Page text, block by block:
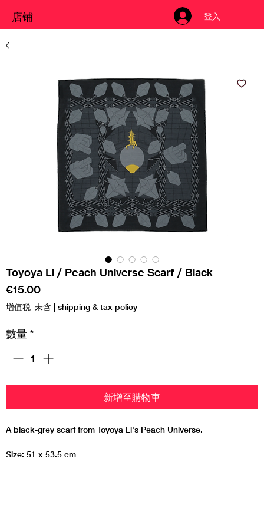
店铺 登入
Toyoya Li / Peach Universe Scarf / Black
€15.00價
格
增值税 未含 | shipping & tax policy
數量 *
新增至購物車
A black-grey scarf from Toyoya Li's Peach Universe.
Size: 51 x 53.5 cm